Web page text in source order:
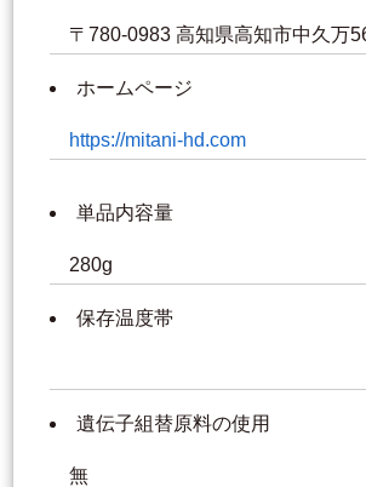
〒780-0983 高知県高知市中久万
ホームページ
https://mitani-hd.com
単品内容量
280g
保存温度帯
遺伝子組替原料の使用
無